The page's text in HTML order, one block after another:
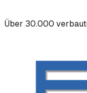
Über 30.000